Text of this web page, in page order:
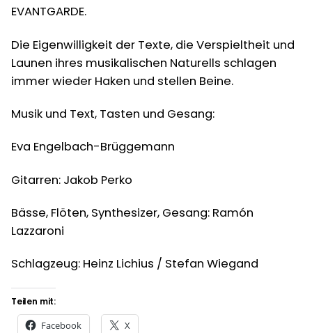
EVANTGARDE.
Die Eigenwilligkeit der Texte, die Verspieltheit und
Launen ihres musikalischen Naturells schlagen
immer wieder Haken und stellen Beine.
Musik und Text, Tasten und Gesang:
Eva Engelbach-Brüggemann
Gitarren: Jakob Perko
Bässe, Flöten, Synthesizer, Gesang: Ramón
Lazzaroni
Schlagzeug: Heinz Lichius / Stefan Wiegand
Teilen mit:
Facebook X